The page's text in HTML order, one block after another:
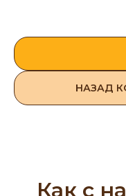
НАЗАД
Как с